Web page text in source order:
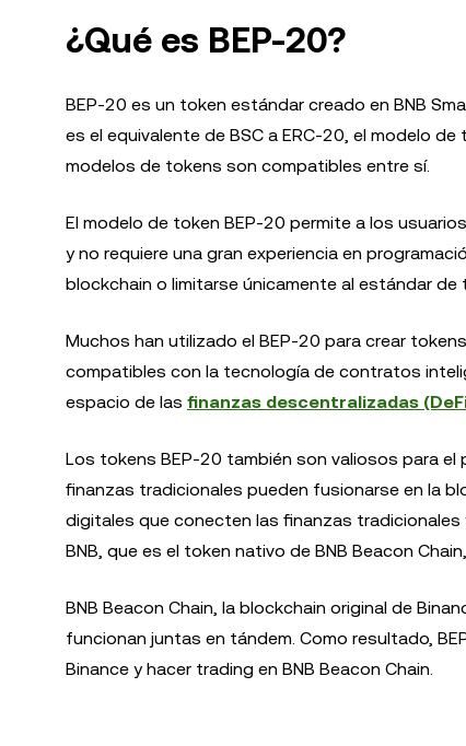
¿Qué es BEP-20?
BEP-20 es un token estándar creado en BNB
es el equivalente de BSC a ERC-20, el modelo
modelos de tokens son compatibles entre sí.
El modelo de token BEP-20 permite a los
y no requiere una gran experiencia en
blockchain o limitarse únicamente al estándar de
Muchos han utilizado el BEP-20 para crear
compatibles con la tecnología de contratos
espacio de las finanzas descentralizadas
Los tokens BEP-20 también son valiosos para
finanzas tradicionales pueden fusionarse en la
digitales que conecten las finanzas
BNB, que es el token nativo de BNB Beacon
BNB Beacon Chain, la blockchain original de
funcionan juntas en tándem. Como resultado,
Binance y hacer trading en BNB Beacon Chain.